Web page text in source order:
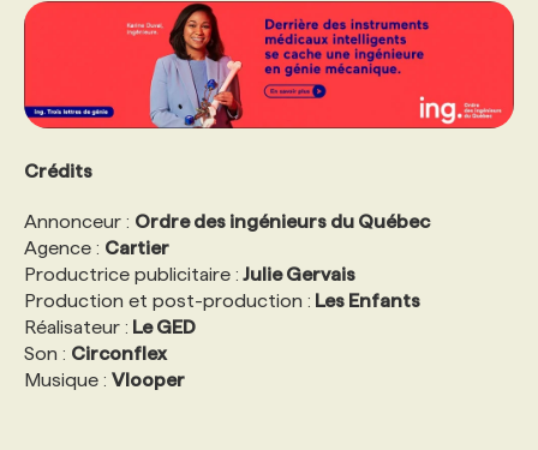
Crédits
Annonceur : Ordre des ingénieurs du Québec
Agence : Cartier
Productrice publicitaire : Julie Gervais
Production et post-production : Les Enfants
Réalisateur : Le GED
Son : Circonflex
Musique : Vlooper